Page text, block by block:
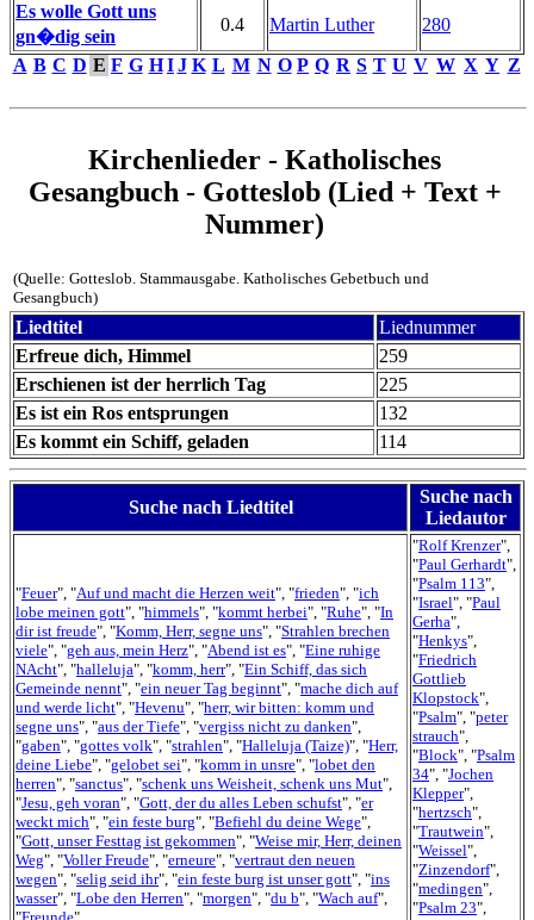
Es wolle Gott uns
gn�dig sein
0.4 Martin Luther
280
A B C D E F G H IJ K L M N O P Q R S T U V W X Y Z
Kirchenlieder - Katholisches
Gesangbuch - Gotteslob (Lied + Text +
Nummer)
(Quelle: Gotteslob. Stammausgabe. Katholisches Gebetbuch und
Gesangbuch)
Liedtitel
Liednummer
Erfreue dich, Himmel
259
Erschienen ist der herrlich Tag
225
Es ist ein Ros entsprungen
132
Es kommt ein Schiff, geladen
114
Suche nach Liedtitel
Suche nach
Liedautor
"Feuer", "Auf und macht die Herzen weit", "frieden", "ich
lobe meinen gott", "himmels", "kommt herbei", "Ruhe", "In
dir ist freude", "Komm, Herr, segne uns", "Strahlen brechen
viele", "geh aus, mein Herz", "Abend ist es", "Eine ruhige
NAcht", "halleluja", "komm, herr", "Ein Schiff, das sich
Gemeinde nennt", "ein neuer Tag beginnt", "mache dich auf
und werde licht", "Hevenu", "herr, wir bitten: komm und
segne uns", "aus der Tiefe", "vergiss nicht zu danken",
"gaben", "gottes volk", "strahlen", "Halleluja (Taize)", "Herr,
deine Liebe", "gelobet sei", "komm in unsre", "lobet den
herren", "sanctus", "schenk uns Weisheit, schenk uns Mut",
"Jesu, geh voran", "Gott, der du alles Leben schufst", "er
weckt mich", "ein feste burg", "Befiehl du deine Wege",
"Gott, unser Festtag ist gekommen", "Weise mir, Herr, deinen
Weg", "Voller Freude", "erneure", "vertraut den neuen
wegen", "selig seid ihr", "ein feste burg ist unser gott", "ins
wasser", "Lobe den Herren", "morgen", "du b", "Wach auf",
"Rolf Krenzer",
"Paul Gerhardt",
"Psalm 113",
"Israel", "Paul
Gerha",
"Henkys",
"Friedrich
Gottlieb
Klopstock",
"Psalm", "peter
strauch",
"Block", "Psalm
34", "Jochen
Klepper",
"hertzsch",
"Trautwein",
"Weissel",
"Zinzendorf",
"medingen",
"Psalm 23",